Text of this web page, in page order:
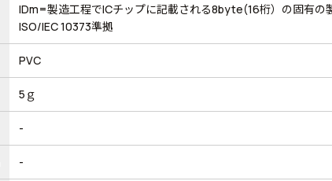
IDm=製造工程でICチップに記載される8byte(16桁）の固有の
ISO/IEC 10373準拠
PVC
5ｇ
-
-